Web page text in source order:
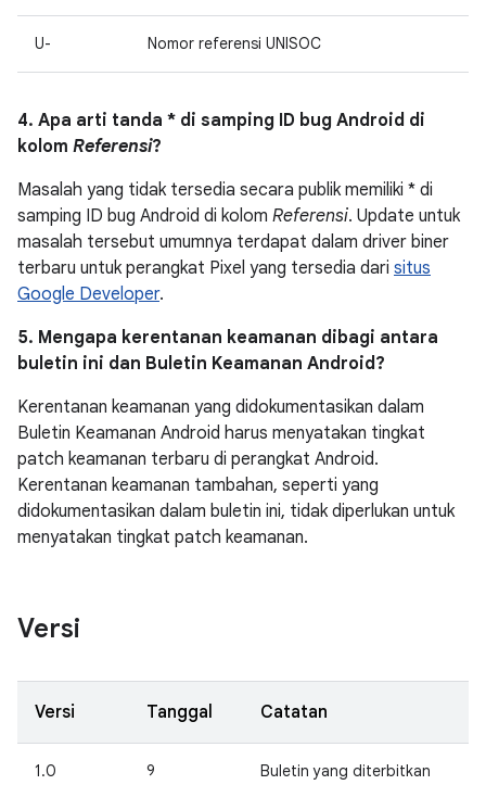
U- Nomor referensi UNISOC
4. Apa arti tanda * di samping ID bug Android di
kolom Referensi?
Masalah yang tidak tersedia secara publik memiliki * di
samping ID bug Android di kolom Referensi. Update untuk
masalah tersebut umumnya terdapat dalam driver biner
terbaru untuk perangkat Pixel yang tersedia dari situs
Google Developer.
5. Mengapa kerentanan keamanan dibagi antara
buletin ini dan Buletin Keamanan Android?
Kerentanan keamanan yang didokumentasikan dalam
Buletin Keamanan Android harus menyatakan tingkat
patch keamanan terbaru di perangkat Android.
Kerentanan keamanan tambahan, seperti yang
didokumentasikan dalam buletin ini, tidak diperlukan untuk
menyatakan tingkat patch keamanan.
Versi
Versi Tanggal Catatan
1.0
9
Buletin yang diterbitkan